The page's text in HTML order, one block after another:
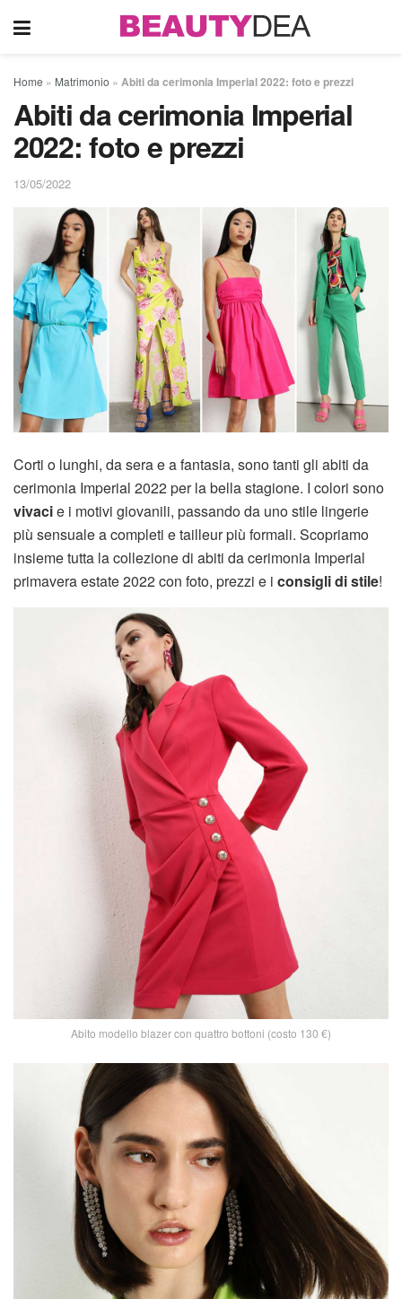
Home » Matrimonio » Abiti da cerimonia Imperial 2022: foto e prezzi
Abiti da cerimonia Imperial
2022: foto e prezzi
13/05/2022
Corti o lunghi, da sera e a fantasia, sono tanti gli abiti da
cerimonia Imperial 2022 per la bella stagione. I colori sono
vivacie i motivi giovanili, passando da uno stile lingerie
più sensuale a completi e tailleur più formali. Scopriamo
insieme tutta la collezione di abiti da cerimonia Imperial
primavera estate 2022 con foto, prezzi e i consigli di stile!
Abito modello blazer con quattro bottoni (costo 130 €)